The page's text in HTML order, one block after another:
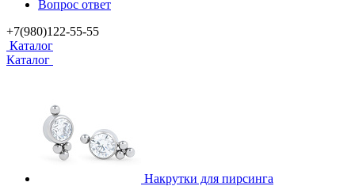
Вопрос ответ
+7(980)122-55-55
Каталог
Каталог
Накрутки для пирсинга